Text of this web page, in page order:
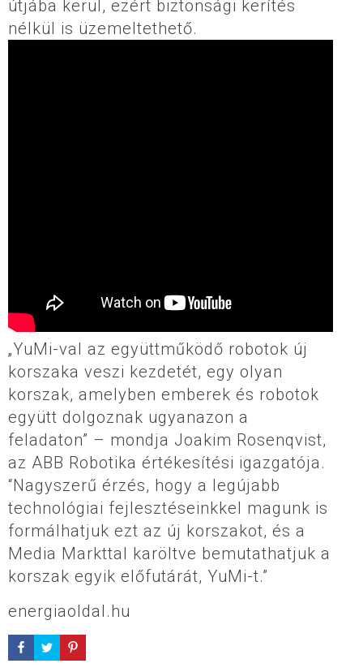
útjába kerül, ezért biztonsági kerítés
nélkül is üzemeltethető.
„YuMi-val az együttműködő robotok új
korszaka veszi kezdetét, egy olyan
korszak, amelyben emberek és robotok
együtt dolgoznak ugyanazon a
feladaton” – mondja Joakim Rosenqvist,
az ABB Robotika értékesítési igazgatója.
“Nagyszerű érzés, hogy a legújabb
technológiai fejlesztéseinkkel magunk is
formálhatjuk ezt az új korszakot, és a
Media Markttal karöltve bemutathatjuk a
korszak egyik előfutárát, YuMi-t.”
energiaoldal.hu